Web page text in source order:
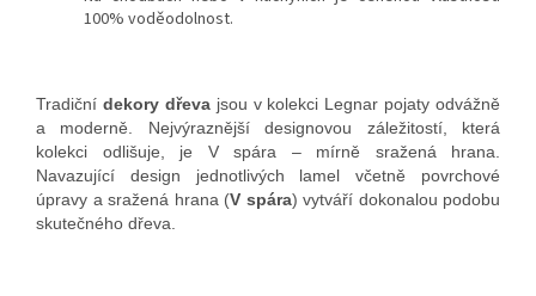
100% voděodolnost.
Tradiční dekory dřevajsou v kolekci Legnar pojaty odvážně
a moderně. Nejvýraznější designovou záležitostí, která
kolekci odlišuje, je V spára – mírně sražená hrana.
Navazující design jednotlivých lamel včetně povrchové
úpravy a sražená hrana (V spára) vytváří dokonalou podobu
skutečného dřeva.